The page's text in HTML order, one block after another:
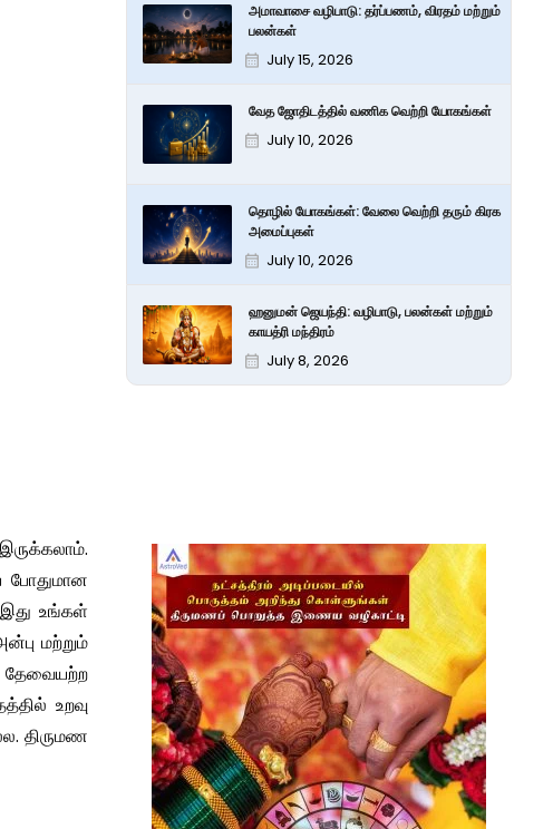
போதுமான
உங்கள்
மற்றும்
தேவையற்ற
உறவு
திருமண
அமாவாசை வழிபாடு: தர்ப்பணம், விரதம் மற்றும்
பலன்கள்
July 15, 2026
வேத ஜோதிடத்தில் வணிக வெற்றி யோகங்கள்
July 10, 2026
தொழில் யோகங்கள்: வேலை வெற்றி தரும் கிரக
அமைப்புகள்
July 10, 2026
ஹனுமன் ஜெயந்தி: வழிபாடு, பலன்கள் மற்றும்
காயத்ரி மந்திரம்
July 8, 2026